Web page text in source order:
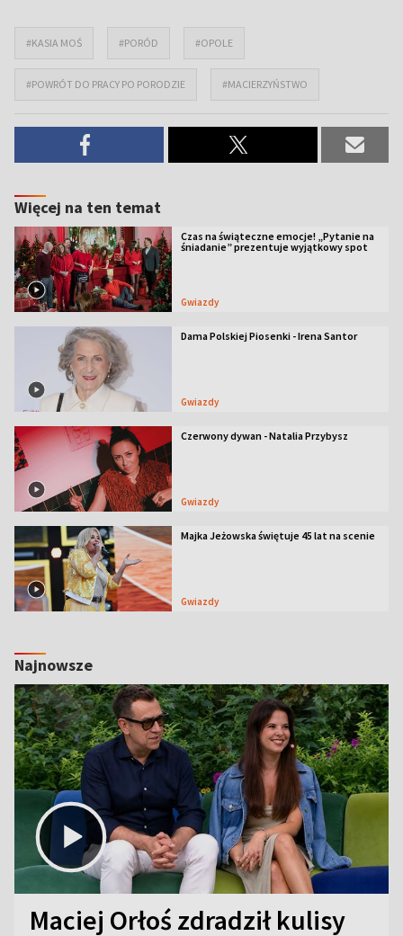
#KASIA MOŚ #PORÓD #OPOLE
#POWRÓT DO PRACY PO PORODZIE #MACIERZYŃSTWO
Więcej na ten temat
Czas na świąteczne emocje! „Pytanie na
śniadanie” prezentuje wyjątkowy spot
Gwiazdy
Dama Polskiej Piosenki - Irena Santor
Gwiazdy
Czerwony dywan - Natalia Przybysz
Gwiazdy
Majka Jeżowska świętuje 45 lat na scenie
Gwiazdy
Najnowsze
Maciej Orłoś zdradził kulisy